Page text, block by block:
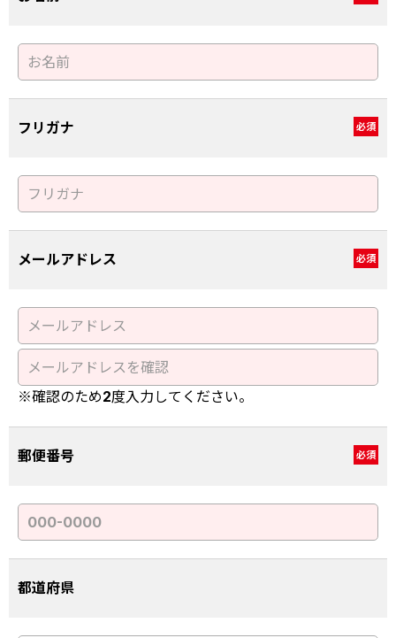
フリガナ 必須
メールアドレス 必須
※確認のため2度入力してください。
郵便番号 必須
都道府県